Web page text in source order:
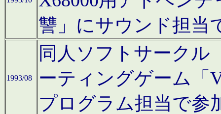
讐」にサウンド担当
1993/08
同人ソフトサークル
ーティングゲーム「
プログラム担当で参